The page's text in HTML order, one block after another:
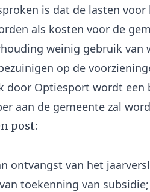
is dat de lasten
als kosten voor de
weinig gebruik van
op de
door Optiesport wordt een
post:
ontvangst van het
toekenning van subsidie;